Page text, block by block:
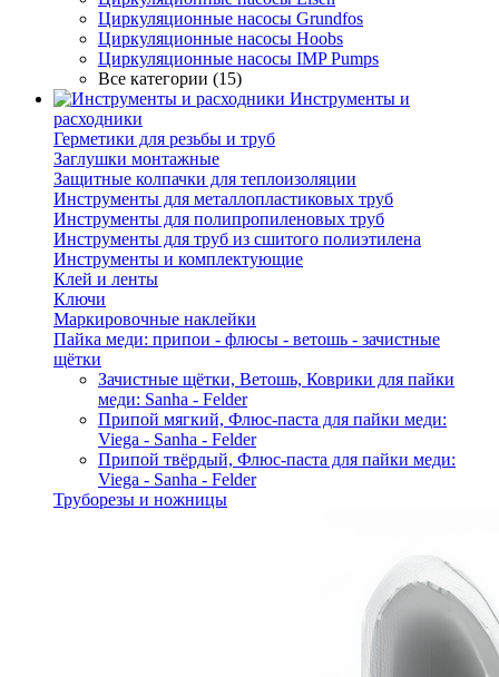
Циркуляционные насосы Grundfos
Циркуляционные насосы Hoobs
Циркуляционные насосы IMP Pumps
Все категории (15)
Инструменты и
расходники
Герметики для резьбы и труб
Заглушки монтажные
Защитные колпачки для теплоизоляции
Инструменты для металлопластиковых труб
Инструменты для полипропиленовых труб
Инструменты для труб из сшитого полиэтилена
Инструменты и комплектующие
Клей и ленты
Ключи
Маркировочные наклейки
Пайка меди: припои - флюсы - ветошь - зачистные
щётки
Зачистные щётки, Ветошь, Коврики для пайки
меди: Sanha - Felder
Припой мягкий, Флюс-паста для пайки меди:
Viega - Sanha - Felder
Припой твёрдый, Флюс-паста для пайки меди:
Viega - Sanha - Felder
Труборезы и ножницы